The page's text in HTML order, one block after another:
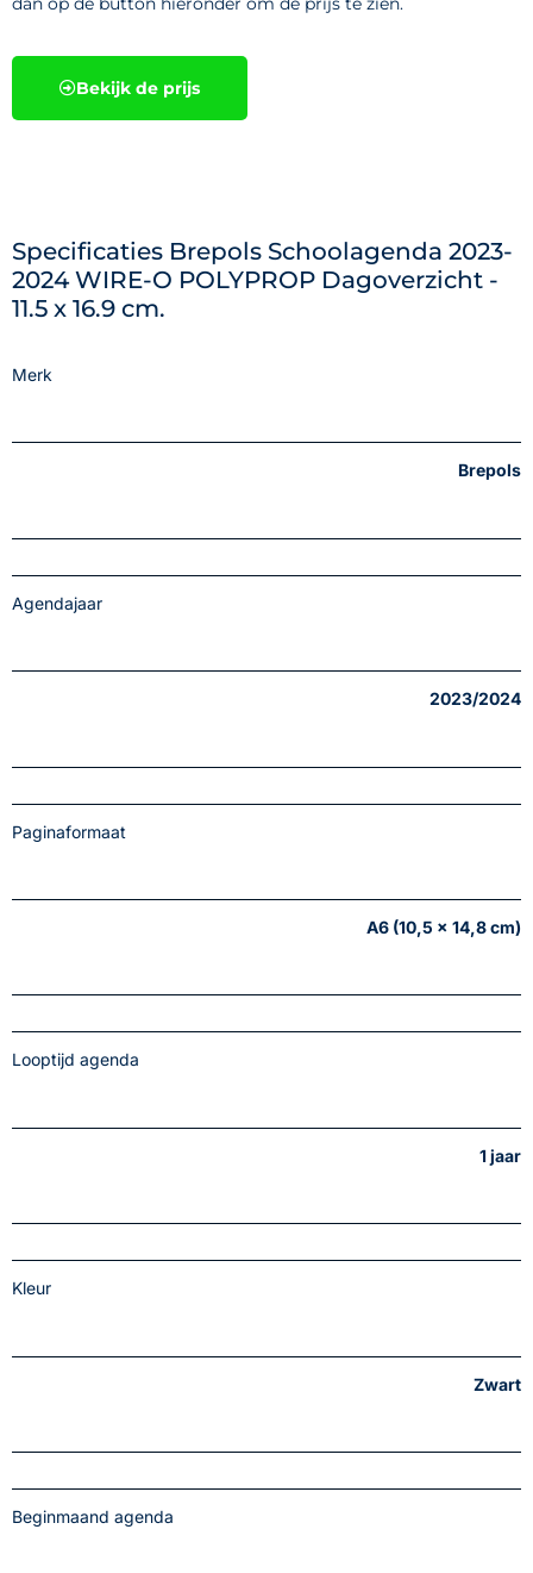
Bekijk de prijs
Specificaties Brepols Schoolagenda 2023-
2024 WIRE-O POLYPROP Dagoverzicht -
11.5 x 16.9 cm.
Merk
Brepols
Agendajaar
2023/2024
Paginaformaat
A6 (10,5 x 14,8 cm)
Looptijd agenda
1 jaar
Kleur
Zwart
Beginmaand agenda